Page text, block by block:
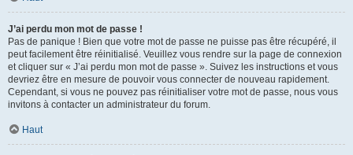
J’ai perdu mon mot de passe !
Pas de panique ! Bien que votre mot de passe ne puisse pas être récupéré, il
peut facilement être réinitialisé. Veuillez vous rendre sur la page de connexion
et cliquer sur « J’ai perdu mon mot de passe ». Suivez les instructions et vous
devriez être en mesure de pouvoir vous connecter de nouveau rapidement.
Cependant, si vous ne pouvez pas réinitialiser votre mot de passe, nous vous
invitons à contacter un administrateur du forum.
Haut